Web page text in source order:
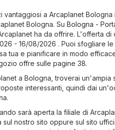
vantaggiosi a Arcaplanet
Bologna. Su Bologna -
ha da offrire. L'offerta di
- 16/08/2026 . Puoi sfogliare
tua e pianificare in modo
offre sulle pagine 38.
a Bologna, troverai
interessanti, quindi dai
sarà aperta la filiale di
sul nostro sito oppure sul sito